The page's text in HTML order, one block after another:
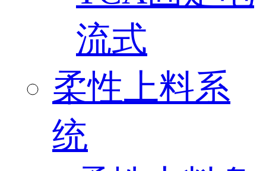
流式
柔性上料系
统